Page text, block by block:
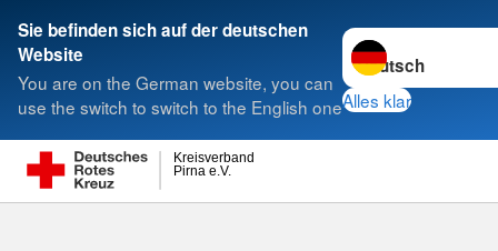
Sie befinden sich auf der deutschen
Website
You are on the German website, you can
use the switch to switch to the English one
Sprache wechseln
Alles klar
Pirna e.V.
Kreisverband
Suche